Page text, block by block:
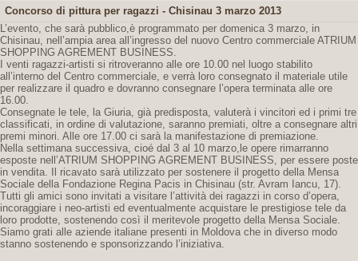
Concorso di pittura per ragazzi - Chisinau 3 marzo 2013
L’evento, che sarà pubblico,è programmato per domenica 3 marzo, in
Chisinau, nell’ampia area all’ingresso del nuovo Centro commerciale ATRIUM
SHOPPING AGREMENT BUSINESS.
I venti ragazzi-artisti si ritroveranno alle ore 10.00 nel luogo stabilito
all’interno del Centro commerciale, e verrà loro consegnato il materiale utile
per realizzare il quadro e dovranno consegnare l’opera terminata alle ore
16.00.
Consegnate le tele, la Giuria, già predisposta, valuterà i vincitori ed i primi tre
classificati, in ordine di valutazione, saranno premiati, oltre a consegnare altri
premi minori. Alle ore 17.00 ci sarà la manifestazione di premiazione.
Nella settimana successiva, cioé dal 3 al 10 marzo,le opere rimarranno
esposte nell’ATRIUM SHOPPING AGREMENT BUSINESS, per essere poste
in vendita. Il ricavato sarà utilizzato per sostenere il progetto della Mensa
Sociale della Fondazione Regina Pacis in Chisinau (str. Avram Iancu, 17).
Tutti gli amici sono invitati a visitare l’attività dei ragazzi in corso d’opera,
incoraggiare i neo-artisti ed eventualmente acquistare le prestigiose tele da
loro prodotte, sostenendo così il meritevole progetto della Mensa Sociale.
Siamo grati alle aziende italiane presenti in Moldova che in diverso modo
stanno sostenendo e sponsorizzando l’iniziativa.